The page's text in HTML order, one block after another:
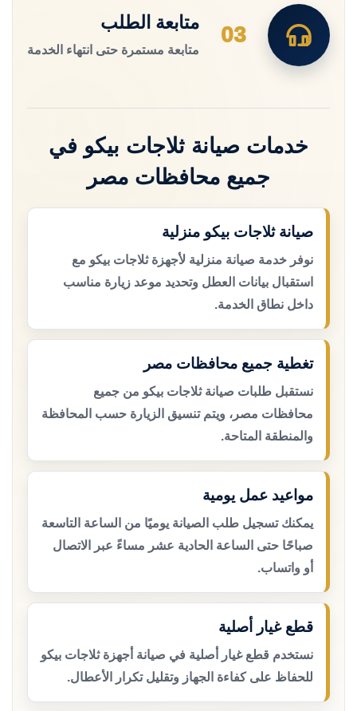
03
متابعة الطلب
متابعة مستمرة حتى انتهاء الخدمة
خدمات صيانة ثلاجات بيكو في
جميع محافظات مصر
صيانة ثلاجات بيكو منزلية
نوفر خدمة صيانة منزلية لأجهزة ثلاجات بيكو مع
استقبال بيانات العطل وتحديد موعد زيارة مناسب
داخل نطاق الخدمة.
تغطية جميع محافظات مصر
نستقبل طلبات صيانة ثلاجات بيكو من جميع
محافظات مصر، ويتم تنسيق الزيارة حسب المحافظة
والمنطقة المتاحة.
مواعيد عمل يومية
يمكنك تسجيل طلب الصيانة يوميًا من الساعة التاسعة
صباحًا حتى الساعة الحادية عشر مساءً عبر الاتصال
أو واتساب.
قطع غيار أصلية
نستخدم قطع غيار أصلية في صيانة أجهزة ثلاجات بيكو
للحفاظ على كفاءة الجهاز وتقليل تكرار الأعطال.